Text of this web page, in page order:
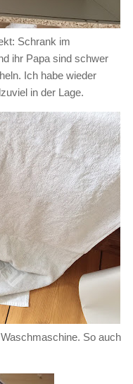
Schrank im
ihr Papa sind schwer
Ich habe wieder
in der Lage.
So auch